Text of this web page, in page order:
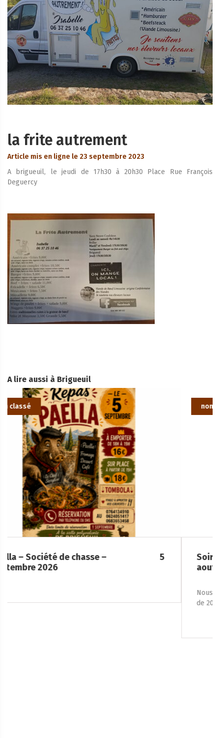
la frite autrement
Article mis en ligne le 23 septembre 2023
A brigueuil, le jeudi de 17h30 à 20h30 Place Rue François
Deguercy
A lire aussi à Brigueuil
non classé
Soirée Folklorique – Brigueuil – Samedi 08
aout
Nous vous accueillons le samedi 8 août 2026, à partir
de 20h, place de la […]